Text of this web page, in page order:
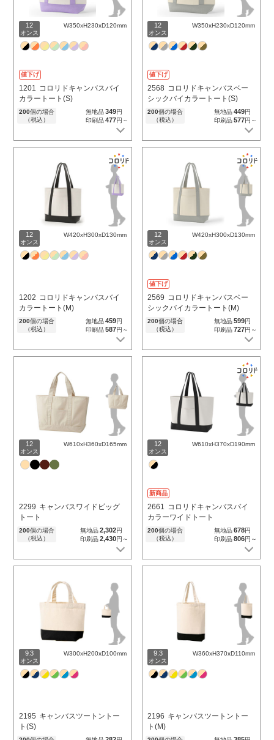
12
オンス
W350xH230xD120mm
値下げ
1201 コロリドキャンバスバイ
カラートート(S)
200個の場合
（税込）
無地品349円
印刷品477円～
12
オンス
W350xH230xD120mm
値下げ
2568 コロリドキャンバスベー
シックバイカラートート(S)
200個の場合
（税込）
無地品449円
印刷品577円～
12
オンス
W420xH300xD130mm
1202 コロリドキャンバスバイ
カラートート(M)
200個の場合
（税込）
無地品459円
印刷品587円～
12
オンス
W420xH300xD130mm
値下げ
2569 コロリドキャンバスベー
シックバイカラートート(M)
200個の場合
（税込）
無地品599円
印刷品727円～
12
オンス
W610xH360xD165mm
2299 キャンバスワイドビッグ
トート
200個の場合
（税込）
無地品2,302円
印刷品2,430円～
12
オンス
W610xH370xD190mm
新商品
2661 コロリドキャンバスバイ
カラーワイドトート
200個の場合
（税込）
無地品678円
印刷品806円～
9.3
オンス
W300xH200xD100mm
2195 キャンバスツートントー
ト(S)
9.3
オンス
W360xH370xD110mm
2196 キャンバスツートントー
ト(M)